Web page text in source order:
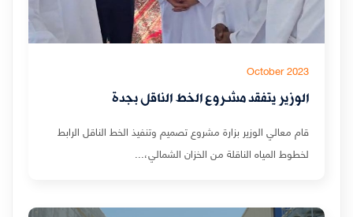
October 2023
الوزير يتفقد مشروع الخط الناقل بجدة
قام معالي الوزير بزارة مشروع تصميم وتنفيذ الخط الناقل الرابط
لخطوط المياه الناقلة من الخزان الشمالي،...